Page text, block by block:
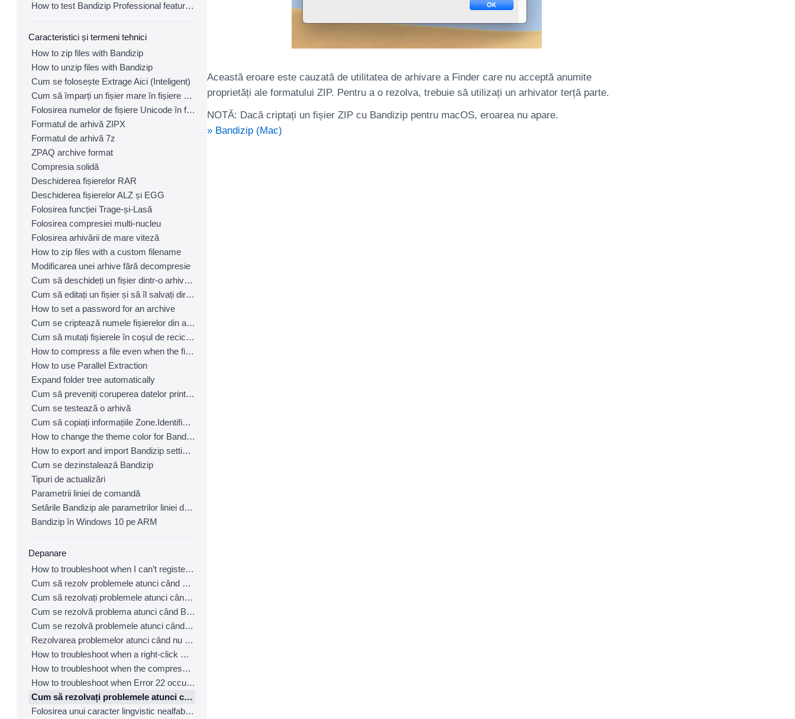
How to test Bandizip Professional features before purchase
Caracteristici și termeni tehnici
How to zip files with Bandizip
How to unzip files with Bandizip
Cum se folosește Extrage Aici (Inteligent)
Cum să împarți un fișier mare în fișiere mai mici cu Bandizip
Folosirea numelor de fișiere Unicode în format ZIP
Formatul de arhivă ZIPX
Formatul de arhivă 7z
ZPAQ archive format
Compresia solidă
Deschiderea fișierelor RAR
Deschiderea fișierelor ALZ și EGG
Folosirea funcției Trage-și-Lasă
Folosirea compresiei multi-nucleu
Folosirea arhivării de mare viteză
How to zip files with a custom filename
Modificarea unei arhive fără decompresie
Cum să deschideți un fișier dintr-o arhivă fără extragere
Cum să editați un fișier și să îl salvați direct într-o arhivă
How to set a password for an archive
Cum se criptează numele fișierelor din arhive
Cum să mutați fișierele în coșul de reciclare (coș de gunoi) la ștergere
How to compress a file even when the file is used by another process
How to use Parallel Extraction
Expand folder tree automatically
Cum să preveniți coruperea datelor printr-un backup sigur
Cum se testează o arhivă
Cum să copiați informațiile Zone.Identifier pentru protecția împotriva programelor malware
How to change the theme color for Bandizip
How to export and import Bandizip settings
Cum se dezinstalează Bandizip
Tipuri de actualizări
Parametrii liniei de comandă
Setările Bandizip ale parametrilor liniei de comandă
Bandizip în Windows 10 pe ARM
Depanare
How to troubleshoot when I can’t register Bandizip
Cum să rezolv problemele atunci când nu pot accesa contul de e-mail pe care l-am folosit pentru a cumpăra Bandizip
Cum să rezolvați problemele atunci când detectarea automată a paginii de cod nu funcționează corect
Cum se rezolvă problema atunci când Bandizip deschide automat fișiere arhivă la descărcarea de pe browser
Cum se rezolvă problemele atunci când o pictogramă pentru arhive nu apare corect în Explorer de fișiere
Rezolvarea problemelor atunci când nu apare un meniu cu clic dreapta (meniu contextual) pentru Bandizip
How to troubleshoot when a right-click menu (context menu) for Bandizip isn’t displayed properly
How to troubleshoot when the compression or decompression speed is too slow
How to troubleshoot when Error 22 occurs and Mac Finder on Catalina can’t extract a ZIP archive
Cum să rezolvați problemele atunci când Mac Finder nu poate extrage un fișier ZIP criptat
Folosirea unui caracter lingvistic nealfabetic într-o parolă
Această eroare este cauzată de utilitatea de arhivare a Finder care nu acceptă anumite
proprietăți ale formatului ZIP. Pentru a o rezolva, trebuie să utilizați un arhivator terță parte.
NOTĂ: Dacă criptați un fișier ZIP cu Bandizip pentru macOS, eroarea nu apare.
» Bandizip (Mac)